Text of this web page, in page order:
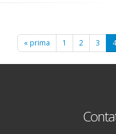
« prima 1 2 3 4